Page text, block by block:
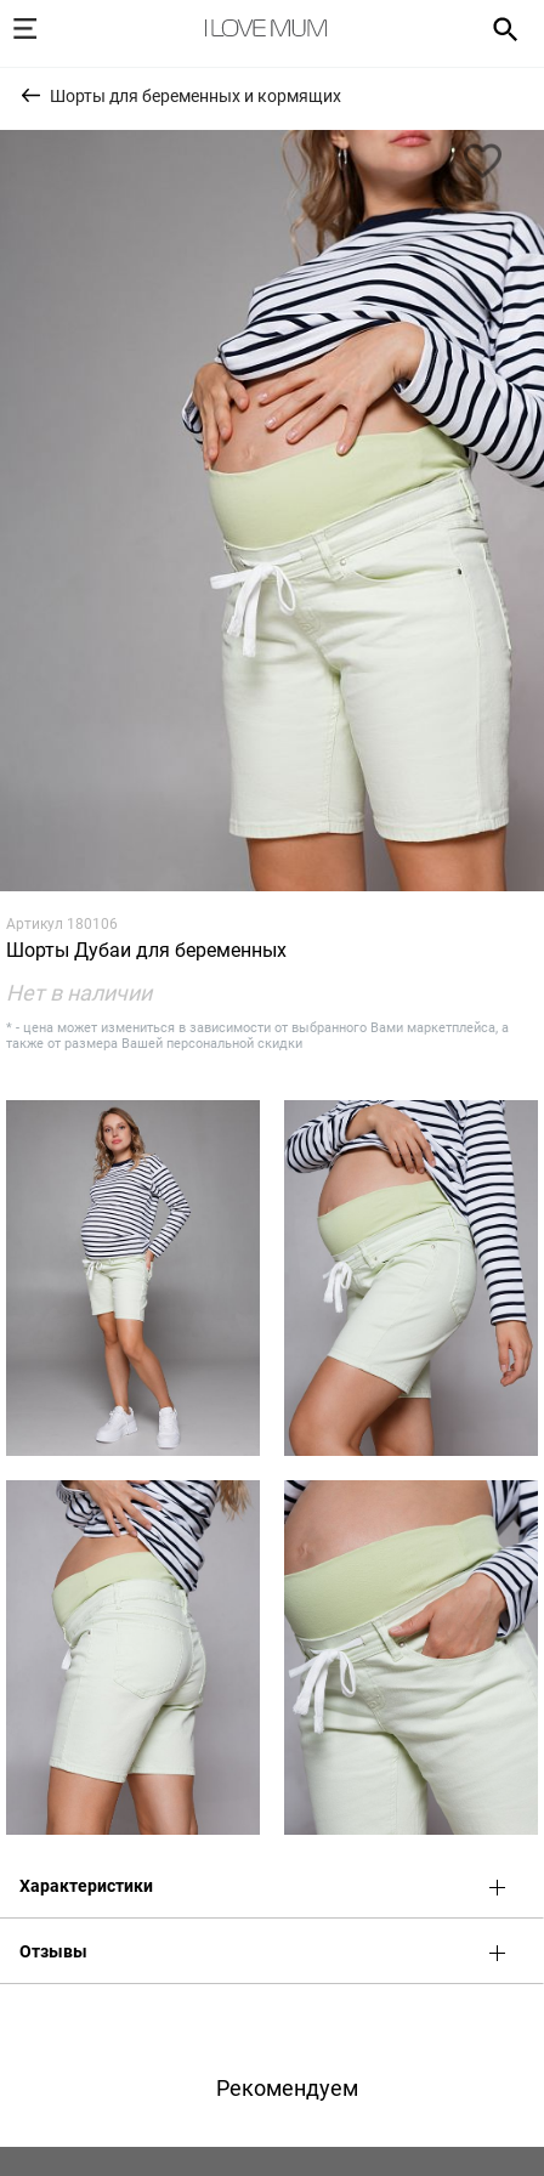
Шорты для беременных и кормящих
Артикул 180106
Шорты Дубаи для беременных
Нет в наличии
* - цена может измениться в зависимости от выбранного Вами маркетплейса, а
также от размера Вашей персональной скидки
Характеристики
Отзывы
Рекомендуем